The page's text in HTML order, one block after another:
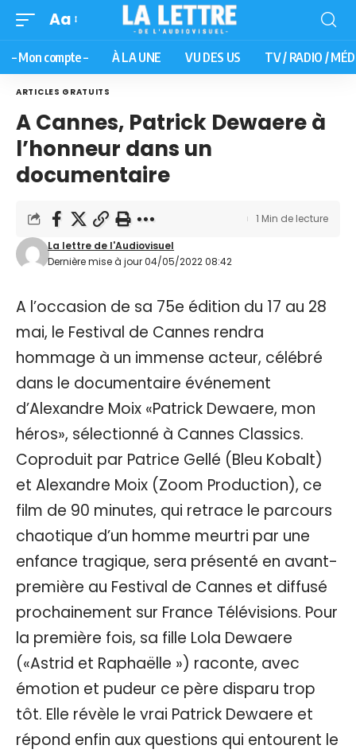
Aa
– Mon compte – À LA UNE VU DES US TV / RADIO /
ARTICLES GRATUITS
A Cannes, Patrick Dewaere à
l’honneur dans un
documentaire
Dernière mise à jour 04/05/2022 08:42
La lettre de l'Audiovisuel
1 Min de lecture
A l’occasion de sa 75e édition du 17 au 28
mai, le Festival de Cannes rendra
hommage à un immense acteur, célébré
dans le documentaire événement
d’Alexandre Moix «Patrick Dewaere, mon
héros», sélectionné à Cannes Classics.
Coproduit par Patrice Gellé (Bleu Kobalt)
et Alexandre Moix (Zoom Production), ce
film de 90 minutes, qui retrace le parcours
chaotique d’un homme meurtri par une
enfance tragique, sera présenté en avant-
première au Festival de Cannes et diffusé
prochainement sur France Télévisions. Pour
la première fois, sa fille Lola Dewaere
(«Astrid et Raphaëlle ») raconte, avec
émotion et pudeur ce père disparu trop
tôt. Elle révèle le vrai Patrick Dewaere et
répond enfin aux questions qui entourent le